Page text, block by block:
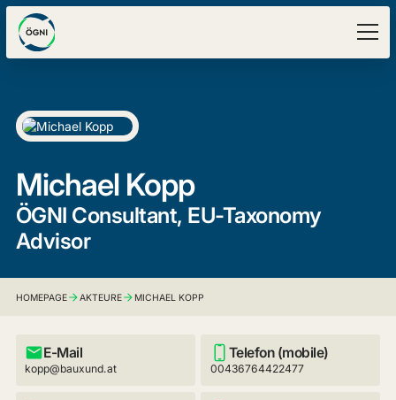
Michael Kopp
ÖGNI Consultant, EU-Taxonomy
Advisor
HOMEPAGE AKTEURE MICHAEL KOPP
E-Mail
kopp@bauxund.at
Telefon (mobile)
00436764422477